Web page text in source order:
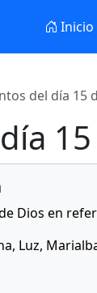
Inicio
del día 15
Dios en
Luz,